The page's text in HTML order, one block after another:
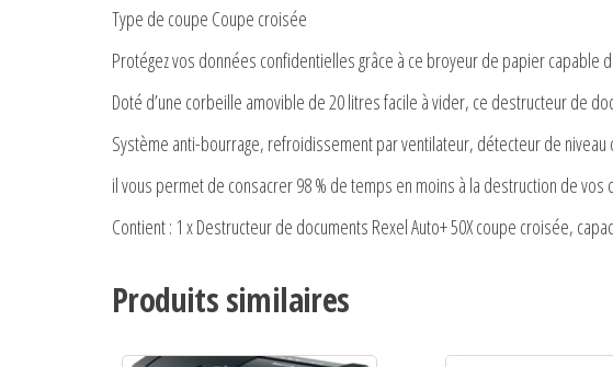
Type de coupe Coupe croisée
Protégez vos données confidentielles grâce à ce broyeur de papier capable
Doté d’une corbeille amovible de 20 litres facile à vider, ce destructeur de
Système anti-bourrage, refroidissement par ventilateur, détecteur de
il vous permet de consacrer 98 % de temps en moins à la destruction de
Contient : 1 x Destructeur de documents Rexel Auto+ 50X coupe croisée,
Produits similaires